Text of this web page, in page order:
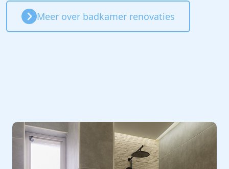
Meer over badkamer renovaties